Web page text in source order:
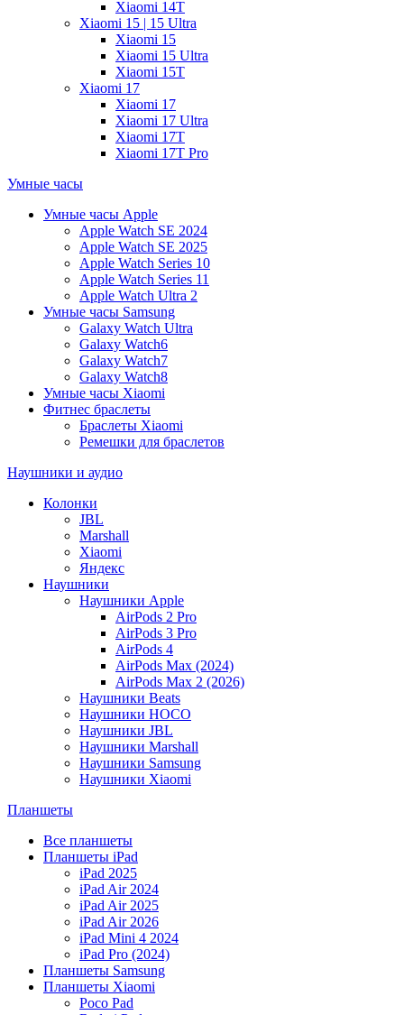
Xiaomi 14T
Xiaomi 15 | 15 Ultra
Xiaomi 15
Xiaomi 15 Ultra
Xiaomi 15T
Xiaomi 17
Xiaomi 17
Xiaomi 17 Ultra
Xiaomi 17T
Xiaomi 17T Pro
Умные часы
Умные часы Apple
Apple Watch SE 2024
Apple Watch SE 2025
Apple Watch Series 10
Apple Watch Series 11
Apple Watch Ultra 2
Умные часы Samsung
Galaxy Watch Ultra
Galaxy Watch6
Galaxy Watch7
Galaxy Watch8
Умные часы Xiaomi
Фитнес браслеты
Браслеты Xiaomi
Ремешки для браслетов
Наушники и аудио
Колонки
JBL
Marshall
Xiaomi
Яндекс
Наушники
Наушники Apple
AirPods 2 Pro
AirPods 3 Pro
AirPods 4
AirPods Max (2024)
AirPods Max 2 (2026)
Наушники Beats
Наушники HOCO
Наушники JBL
Наушники Marshall
Наушники Samsung
Наушники Xiaomi
Планшеты
Все планшеты
Планшеты iPad
iPad 2025
iPad Air 2024
iPad Air 2025
iPad Air 2026
iPad Mini 4 2024
iPad Pro (2024)
Планшеты Samsung
Планшеты Xiaomi
Poco Pad